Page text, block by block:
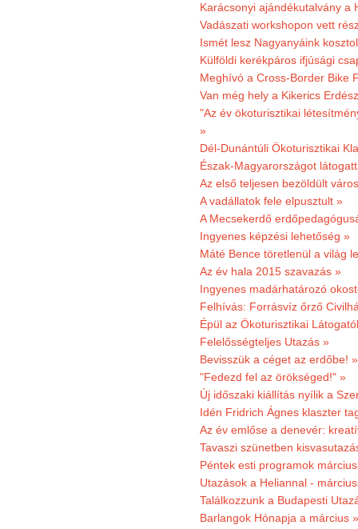
Karácsonyi ajándékutalvány a
Vadászati workshopon vett
Ismét lesz Nagyanyáink
Külföldi kerékpáros ifjúsági
Meghívó a Cross-Border Bike
Van még hely a Kikerics
"Az év ökoturisztikai
»
Dél-Dunántúli Ökoturisztikai
Észak-Magyarországot
Az első teljesen bezöldült
A vadállatok fele elpusztult »
A Mecsekerdő
Ingyenes képzési lehetőség »
Máté Bence töretlenül a világ
Az év hala 2015 szavazás »
Ingyenes madárhatározó
Felhívás: Forrásvíz őrző
Épül az Ökoturisztikai
Felelősségteljes Utazás »
Bevisszük a céget az erdőbe! »
"Fedezd fel az örökséged!" »
Új időszaki kiállítás nyílik a
Idén Fridrich Ágnes klaszter
Az év emlőse a denevér:
Tavaszi szünetben
Péntek esti programok
Utazások a Heliannal -
Találkozzunk a Budapesti
Barlangok Hónapja a március »